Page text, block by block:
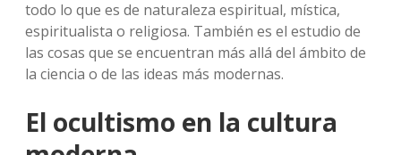
todo lo que es de naturaleza espiritual, mística,
espiritualista o religiosa. También es el estudio de
las cosas que se encuentran más allá del ámbito de
la ciencia o de las ideas más modernas.
El ocultismo en la cultura